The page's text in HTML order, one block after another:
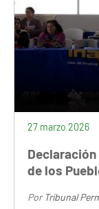
27 marzo 2026
de los
Por Tribunal